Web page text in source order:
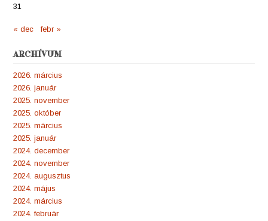
31
« dec febr »
ARCHÍVUM
2026. március
2026. január
2025. november
2025. október
2025. március
2025. január
2024. december
2024. november
2024. augusztus
2024. május
2024. március
2024. február